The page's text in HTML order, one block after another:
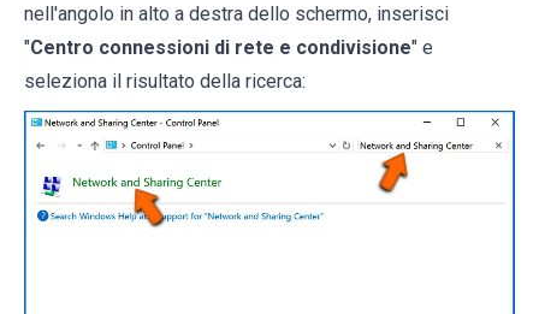
nell'angolo in alto a destra dello schermo, inserisci
"Centro connessioni di rete e condivisione" e
seleziona il risultato della ricerca: